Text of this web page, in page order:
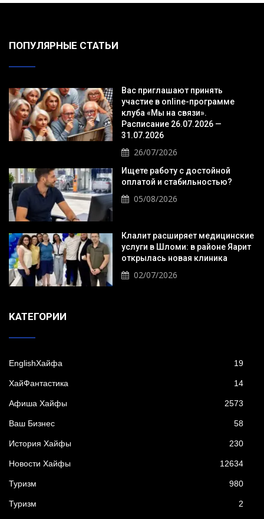
ПОПУЛЯРНЫЕ СТАТЬИ
Вас приглашают принять
участие в online-программе
клуба «Мы на связи».
Расписание 26.07.2026 —
31.07.2026
26/07/2026
Ищете работу с достойной
оплатой и стабильностью?
05/08/2026
Клалит расширяет медицинские
услуги в Шломи: в районе Яарит
открылась новая клиника
02/07/2026
KАТЕГОРИИ
EnglishХайфа 19
XайФантастика 14
Афиша Хайфы 2573
Ваш Бизнес 58
История Хайфы 230
Новости Хайфы 12634
Туризм 980
Туризм 2